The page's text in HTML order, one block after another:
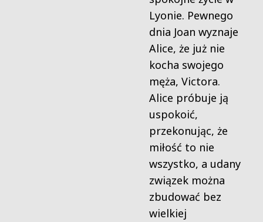
Lyonie. Pewnego
dnia Joan wyznaje
Alice, że już nie
kocha swojego
męża, Victora.
Alice próbuje ją
uspokoić,
przekonując, że
miłość to nie
wszystko, a udany
związek można
zbudować bez
wielkiej